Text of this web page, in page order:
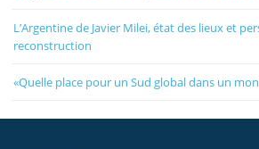
L’Argentine de Javier Milei, état des lieux et
reconstruction
«Quelle place pour un Sud global dans un